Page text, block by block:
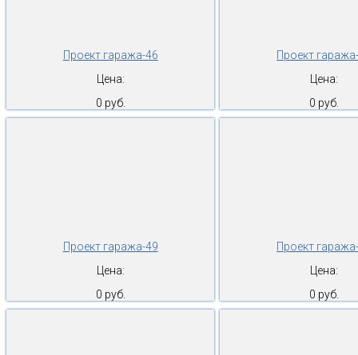
Проект гаража-46
Цена:
0 руб.
Проект
Цена:
0 руб.
Проект гаража-49
Цена:
0 руб.
Проект
Цена:
0 руб.